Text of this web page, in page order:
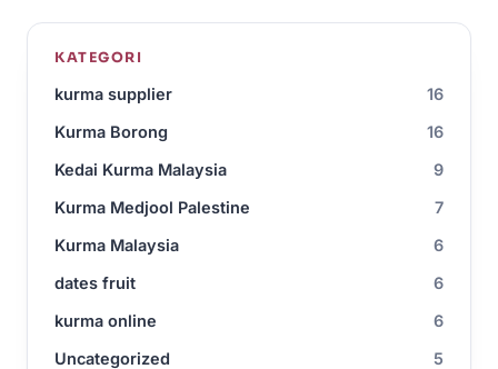
KATEGORI
kurma supplier
16
Kurma Borong
16
Kedai Kurma Malaysia
9
Kurma Medjool Palestine
7
Kurma Malaysia
6
dates fruit
6
kurma online
6
Uncategorized
5